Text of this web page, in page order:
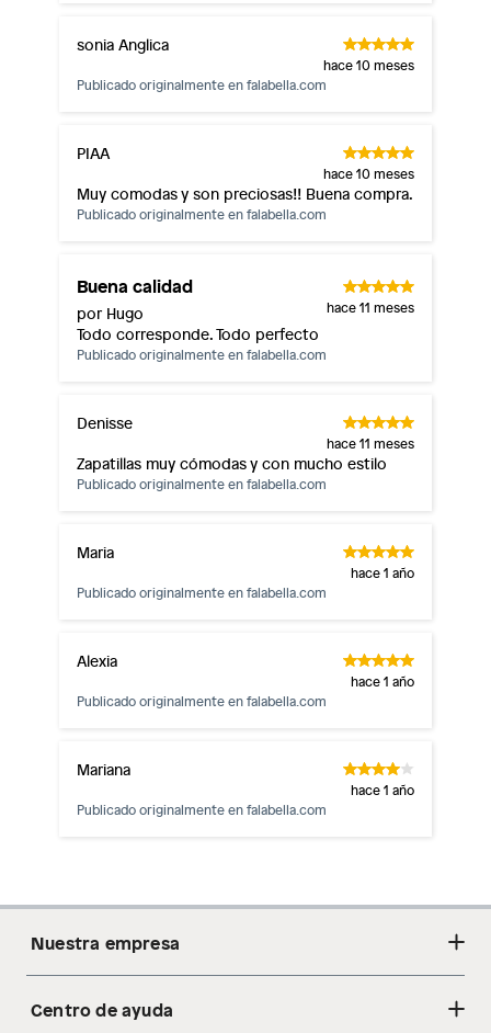
sonia Anglica
hace 10 meses
Publicado originalmente enfalabella.com
PIAA
hace 10 meses
Muy comodas y son preciosas!! Buena compra.
Publicado originalmente enfalabella.com
Buena calidad
por Hugo hace 11 meses
Todo corresponde. Todo perfecto
Publicado originalmente enfalabella.com
Denisse
hace 11 meses
Zapatillas muy cómodas y con mucho estilo
Publicado originalmente enfalabella.com
Maria
hace 1 año
Publicado originalmente enfalabella.com
Alexia
hace 1 año
Publicado originalmente enfalabella.com
Mariana
hace 1 año
Publicado originalmente enfalabella.com
Nuestra empresa
Acerca de nosotros
Centro de ayuda